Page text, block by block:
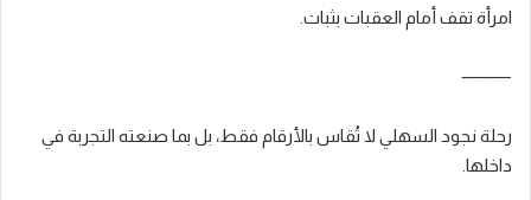
امرأة تقف أمام العقبات بثبات.
⸻
رحلة نجود السهلي لا تُقاس بالأرقام فقط، بل بما صنعته التجربة في
داخلها.